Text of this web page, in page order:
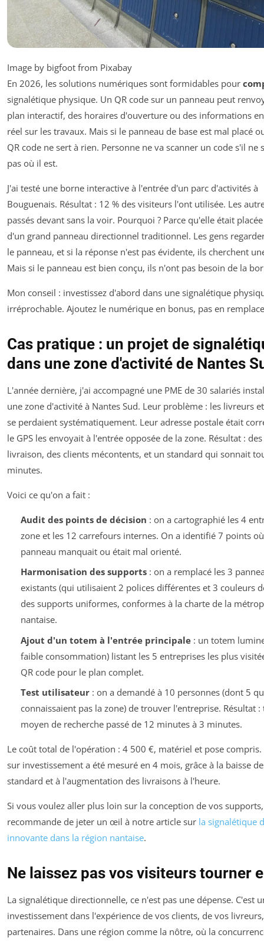
Image by bigfoot from Pixabay
En 2026, les solutions numériques sont formidables pour
signalétique physique. Un QR code sur un panneau peut
plan interactif, des horaires d'ouverture ou des informations
réel sur les travaux. Mais si le panneau de base est mal placé
QR code ne sert à rien. Personne ne va scanner un code s'il ne
pas où il est.
J'ai testé une borne interactive à l'entrée d'un parc d'activités à
Bouguenais. Résultat : 12 % des visiteurs l'ont utilisée. Les
passés devant sans la voir. Pourquoi ? Parce qu'elle était
d'un grand panneau directionnel traditionnel. Les gens
le panneau, et si la réponse n'est pas évidente, ils cherchent
Mais si le panneau est bien conçu, ils n'ont pas besoin de la
Mon conseil : investissez d'abord dans une signalétique
irréprochable. Ajoutez le numérique en bonus, pas en
Cas pratique : un projet de
dans une zone d'activité de Nantes
L'année dernière, j'ai accompagné une PME de 30 salariés
une zone d'activité à Nantes Sud. Leur problème : les livreurs
se perdaient systématiquement. Leur adresse postale était
le GPS les envoyait à l'entrée opposée de la zone. Résultat :
livraison, des clients mécontents, et un standard qui sonnait
minutes.
Voici ce qu'on a fait :
Audit des points de décision : on a cartographié les 4
zone et les 12 carrefours internes. On a identifié 7 points
panneau manquait ou était mal orienté.
Harmonisation des supports: on a remplacé les 3
existants (qui utilisaient 2 polices différentes et 3 couleurs
des supports uniformes, conformes à la charte de la
nantaise.
Ajout d'un totem à l'entrée principale: un totem
faible consommation) listant les 5 entreprises les plus
QR code pour le plan complet.
Test utilisateur: on a demandé à 10 personnes (dont 5
connaissaient pas la zone) de trouver l'entreprise. Résultat :
moyen de recherche passé de 12 minutes à 3 minutes.
Le coût total de l'opération : 4 500 €, matériel et pose
sur investissement a été mesuré en 4 mois, grâce à la baisse
standard et à l'augmentation des livraisons à l'heure.
Si vous voulez aller plus loin sur la conception de vos
recommande de jeter un œil à notre article sur la signalétique
innovante dans la région nantaise.
Ne laissez pas vos visiteurs tourner
La signalétique directionnelle, ce n'est pas une dépense. C'est
investissement dans l'expérience de vos clients, de vos
partenaires. Dans une région comme la nôtre, où la